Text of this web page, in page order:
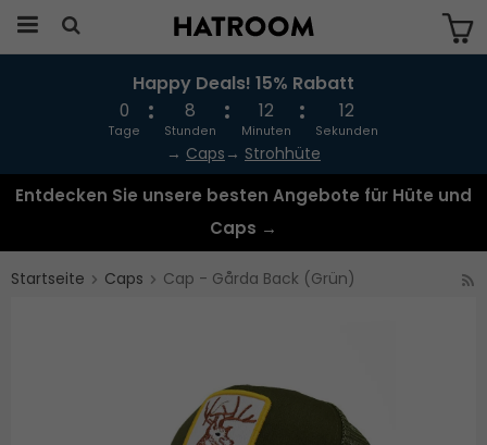
Das Produkt wurde in Ihren Warenkorb
gelegt
Happy Deals! 15% Rabatt
0
Tage
8
Stunden
12
Minuten
12
Sekunden
→ Caps → Strohhüte
Entdecken Sie unsere besten Angebote für Hüte und
Caps →
Startseite Caps Cap - Gårda Back (Grün)